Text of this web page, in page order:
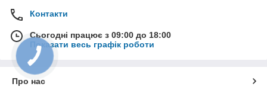
Контакти
Сьогодні працює з 09:00 до 18:00
Показати весь графік роботи
Про нас